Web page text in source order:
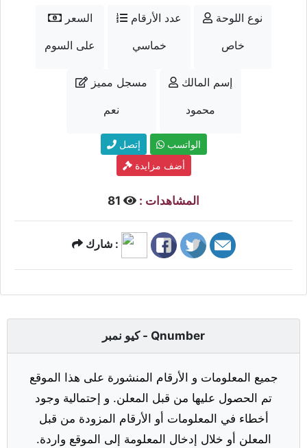
السعر
على السوم
عدد الأرقام
خماسي
نوع اللوحة
خاص
مسجل مميز
نعم
إسم المالك
محمود
إتصل
الواتسب
أضف مزايدة
المشاهدات :
شارك :
كيو نمبر - Qnumber
جميع المعلومات و الأرقام المنشورة على هذا الموقع
تم الحصول عليها من قبل المعلن. و إحتمالية وجود
أخطاء في المعلومات أو الأرقام المزودة من قبل
المعلن أو خلال إدخال المعلومة إلى الموقع واردة.